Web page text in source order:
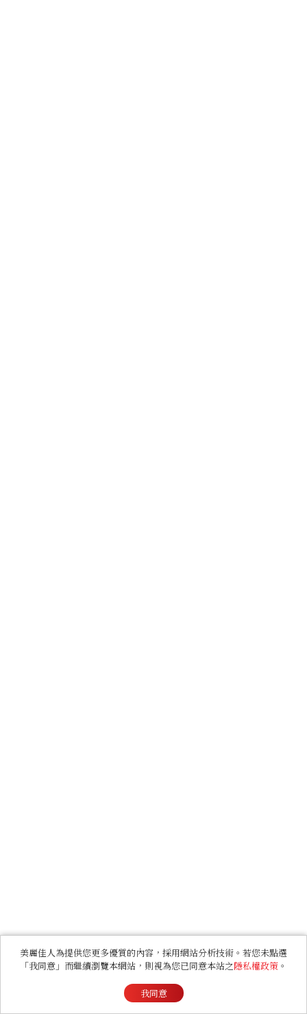
美麗佳人為提供您更多優質的內容，採用網站分析技術。若您未點選
「我同意」而繼續瀏覽本網站，則視為您已同意本站之隱私權政策 。
我同意